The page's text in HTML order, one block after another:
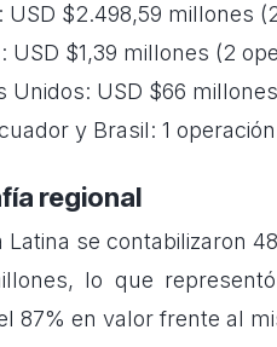
USD $2.498,59 millones
USD $1,39 millones (2
Unidos: USD $66
y Brasil: 1
regional
Latina se contabilizaron
lo que
87% en valor frente al